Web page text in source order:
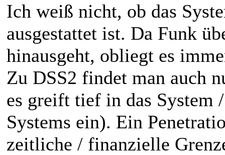
Ich weiß nicht, ob das
ausgestattet ist. Da Funk
hinausgeht, obliegt es
Zu DSS2 findet man auch
es greift tief in das System
Systems ein). Ein
zeitliche / finanzielle